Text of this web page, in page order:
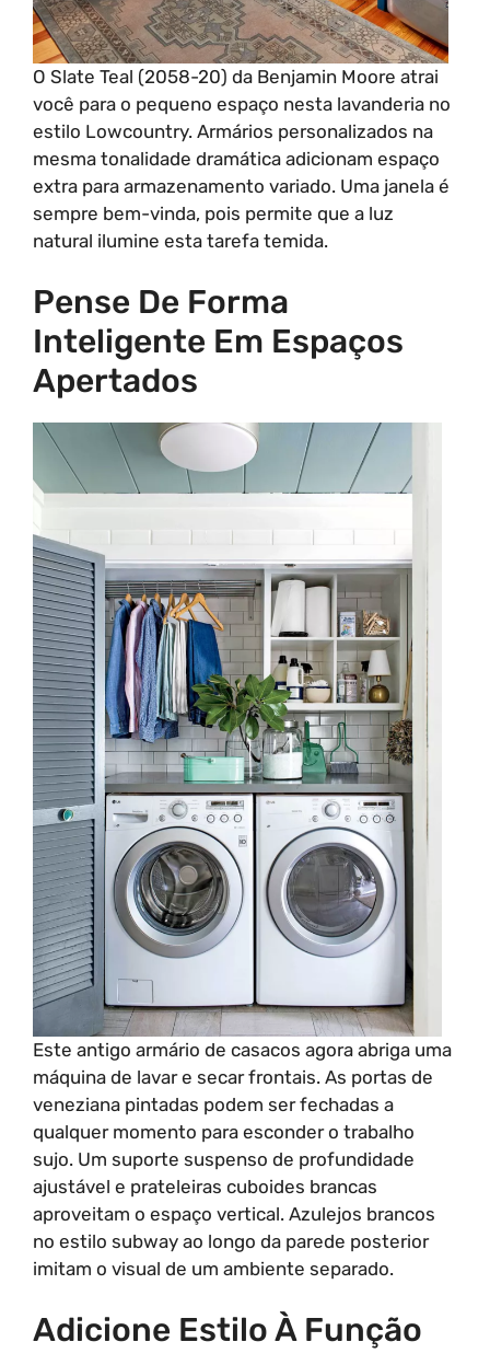
O Slate Teal (2058-20) da Benjamin Moore atrai
você para o pequeno espaço nesta lavanderia no
estilo Lowcountry. Armários personalizados na
mesma tonalidade dramática adicionam espaço
extra para armazenamento variado. Uma janela é
sempre bem-vinda, pois permite que a luz
natural ilumine esta tarefa temida.
Pense De Forma
Inteligente Em Espaços
Apertados
Este antigo armário de casacos agora abriga uma
máquina de lavar e secar frontais. As portas de
veneziana pintadas podem ser fechadas a
qualquer momento para esconder o trabalho
sujo. Um suporte suspenso de profundidade
ajustável e prateleiras cuboides brancas
aproveitam o espaço vertical. Azulejos brancos
no estilo subway ao longo da parede posterior
imitam o visual de um ambiente separado.
Adicione Estilo À Função